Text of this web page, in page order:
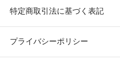
特定商取引法に基づく表記
プライバシーポリシー